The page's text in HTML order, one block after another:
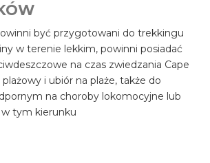
być przygotowani do trekkingu
w terenie lekkim, powinni posiadać
na czas zwiedzania Cape
i ubiór na plaże, także do
na choroby lokomocyjne lub
w tym kierunku